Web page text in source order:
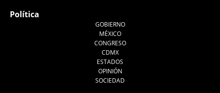
Política
GOBIERNO
MÉXICO
CONGRESO
CDMX
ESTADOS
OPINIÓN
SOCIEDAD